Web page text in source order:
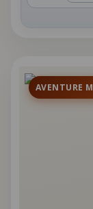
AVENTURE